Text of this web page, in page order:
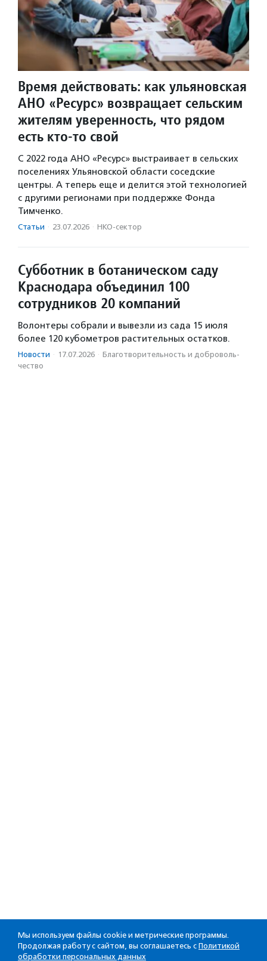
Время действовать: как ульяновская
АНО «Ресурс» возвращает сельским
жителям уверенность, что рядом
есть кто-то свой
С 2022 года АНО «Ресурс» выстраивает в сельских
поселениях Ульяновской области соседские
центры. А теперь еще и делится этой технологией
с другими регионами при поддержке Фонда
Тимченко.
Статьи · 23.07.2026 · НКО-сектор
Субботник в ботаническом саду
Краснодара объединил 100
сотрудников 20 компаний
Волонтеры собрали и вывезли из сада 15 июля
более 120 кубометров растительных остатков.
Новости · 17.07.2026 · Благотвори­тель­ность и доброволь­
чест­во
Мы используем файлы cookie и метрические программы.
Продолжая работу с сайтом, вы соглашаетесь с Политикой
обработки персональных данных